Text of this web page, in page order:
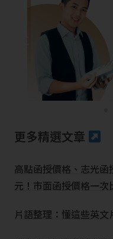
更多精選文章
高點函授價格、志光
元！市面函授價格一次
片語整理：懂這些英